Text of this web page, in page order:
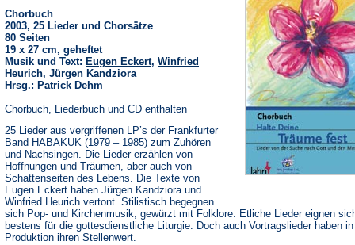
Chorbuch
2003, 25 Lieder und Chorsätze
80 Seiten
19 x 27 cm, geheftet
Musik und Text: Eugen Eckert, Winfried
Heurich, Jürgen Kandziora
Hrsg.: Patrick Dehm
Chorbuch, Liederbuch und CD enthalten
25 Lieder aus vergriffenen LP’s der Frankfurter
Band HABAKUK (1979 – 1985) zum Zuhören
und Nachsingen. Die Lieder erzählen von
Hoffnungen und Träumen, aber auch von
Schattenseiten des Lebens. Die Texte von
Eugen Eckert haben Jürgen Kandziora und
Winfried Heurich vertont. Stilistisch begegnen
sich Pop- und Kirchenmusik, gewürzt mit Folklore. Etliche Lieder eignen
bestens für die gottesdienstliche Liturgie. Doch auch Vortragslieder haben
Produktion ihren Stellenwert.